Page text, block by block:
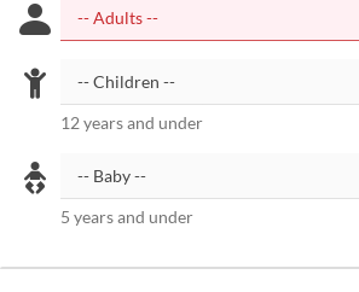
12 years and under
5 years and under